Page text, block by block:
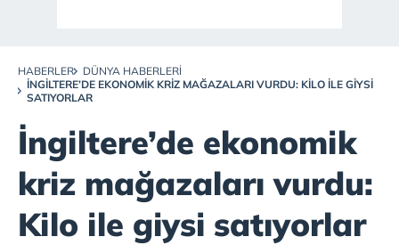
HABERLER
DÜNYA HABERLERI
İNGILTERE’DE EKONOMIK KRIZ MAĞAZALARI VURDU: KILO ILE GIYSI
SATIYORLAR
İngiltere’de ekonomik
kriz mağazaları vurdu:
Kilo ile giysi satıyorlar